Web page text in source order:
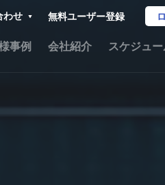
わせ 無料ユーザー登録
事例 会社紹介 スケジュ